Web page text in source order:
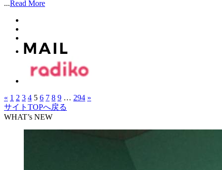
...Read More
« 1 2 3 4 5 6 7 8 9 … 294 »
サイトTOPへ戻る
WHAT’s NEW